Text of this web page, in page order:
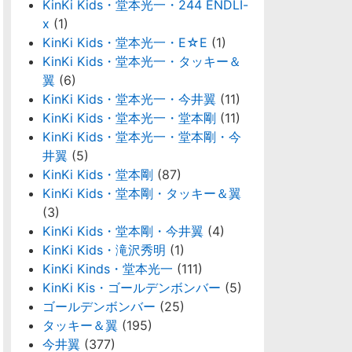
KinKi Kids・堂本光一・244 ENDLI-
x (1)
KinKi Kids・堂本光一・E☆E (1)
KinKi Kids・堂本光一・タッキー＆
翼 (6)
KinKi Kids・堂本光一・今井翼 (11)
KinKi Kids・堂本光一・堂本剛 (11)
KinKi Kids・堂本光一・堂本剛・今
井翼 (5)
KinKi Kids・堂本剛 (87)
KinKi Kids・堂本剛・タッキー＆翼
(3)
KinKi Kids・堂本剛・今井翼 (4)
KinKi Kids・滝沢秀明 (1)
KinKi Kinds・堂本光一 (111)
KinKi Kis・ゴールデンボンバー (5)
ゴールデンボンバー (25)
タッキー＆翼 (195)
今井翼 (377)